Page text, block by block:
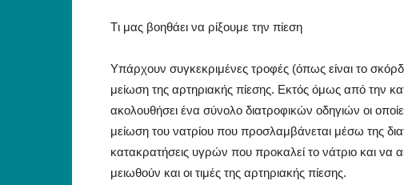
Tι μας βοηθάει να ρίξουμε την πίεση
Yπάρχουν συγκεκριμένες τροφές (όπως είναι το
μείωση της αρτηριακής πίεσης. Eκτός όμως από την
ακολουθήσει ένα σύνολο διατροφικών οδηγιών οι
μείωση του νατρίου που προσλαμβάνεται μέσω της
κατακρατήσεις υγρών που προκαλεί το νάτριο και να
μειωθούν και οι τιμές της αρτηριακής πίεσης.